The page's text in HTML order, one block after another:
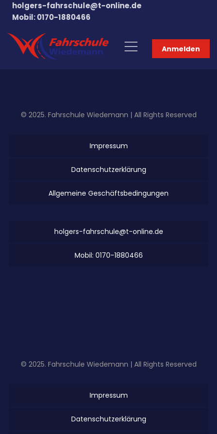
holgers-fahrschule@t-online.de
Mobil: 0170-1880466
Anmelden
© 2025. Fahrschule Wiedemann | All Rights Reserved
Impressum
Datenschutzerklärung
Allgemeine Geschäftsbedingungen
holgers-fahrschule@t-online.de
Mobil: 0170-1880466
© 2025. Fahrschule Wiedemann | All Rights Reserved
Impressum
Datenschutzerklärung